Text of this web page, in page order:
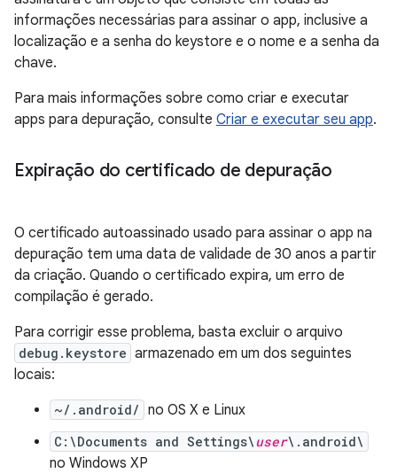
informações necessárias para assinar o app, inclusive a
localização e a senha do keystore e o nome e a senha da
chave.
Para mais informações sobre como criar e executar
apps para depuração, consulte Criar e executar seu app.
Expiração do certificado de depuração
O certificado autoassinado usado para assinar o app na
depuração tem uma data de validade de 30 anos a partir
da criação. Quando o certificado expira, um erro de
compilação é gerado.
Para corrigir esse problema, basta excluir o arquivo
debug.keystore armazenado em um dos seguintes
locais:
~/.android/ no OS X e Linux
C:\Documents and Settings\user\.android\
no Windows XP